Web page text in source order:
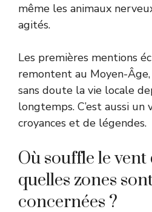
même les animaux
agités.
Les premières mentions
remontent au Moyen-
sans doute la vie locale
longtemps. C’est aussi
croyances et de légendes.
Où souffle le vent
quelles zones
concernées ?